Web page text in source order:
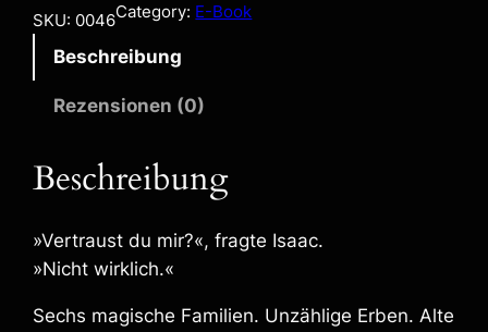
n
l
F
s
SKU: 0046Category: E-Book
Beschreibung
Rezensionen (0)
Beschreibung
»Vertraust du mir?«, fragte Isaac.
»Nicht wirklich.«
Sechs magische Familien. Unzählige Erben. Alte